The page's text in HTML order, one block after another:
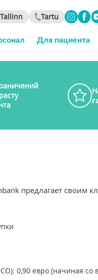
Tallinn Tartu
Для пациента
предлагает своим
0,90 евро (начиная со